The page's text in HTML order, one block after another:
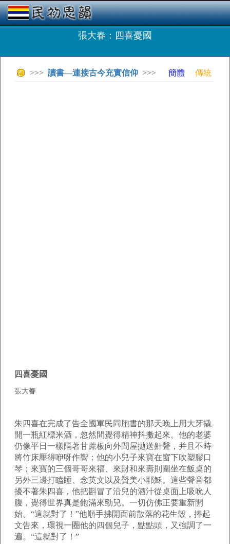
張大春：四喜憂國
>>> 讀書—連接古今充實信仰 >>> 簡體 傳統
四喜憂國
張大春
朱四喜在完成了告全國軍民同胞書的那天晚上用大牙撬
開一瓶紅標米酒，忽然間覺得精神抖擻起來。他的老婆
仍像平日一樣隔著甘蔗板向外間屋拋送鼾聲，并且不時
將竹床壓得咿呀作響；他的小兒子來寶在窗下吹塑膠口
琴；來寶的三個哥哥來福、來財和來壽則圍坐在飯桌的
另外三邊打瞌睡、念英文以及贊美小耶穌。這些聲音都
擾不著朱四喜，他把斟冒了沿兒的酒汁從桌面上吸吮人
腹，覺得世界真是飽滿來勁兒。一切仿佛正要重新開
始。“這就對了！”他順手拂開面前散落的花生殼，捧起
文告來，環視一圈他的四個兒子，點點頭，又強調了一
遍。“這就對了！”